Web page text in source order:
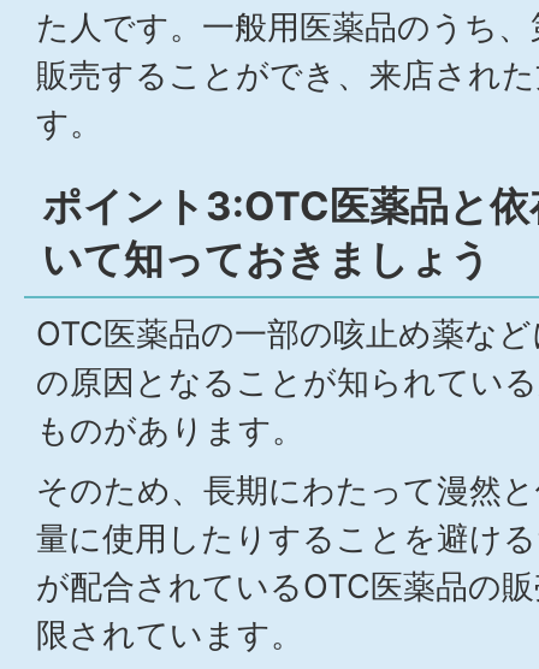
た人です。一般用医薬品のうち
販売することができ、来店され
す。
ポイント3:OTC医薬品と
いて知っておきましょう
OTC医薬品の一部の咳止め薬な
の原因となることが知られてい
ものがあります。
そのため、長期にわたって漫然
量に使用したりすることを避け
が配合されているOTC医薬品の
限されています。